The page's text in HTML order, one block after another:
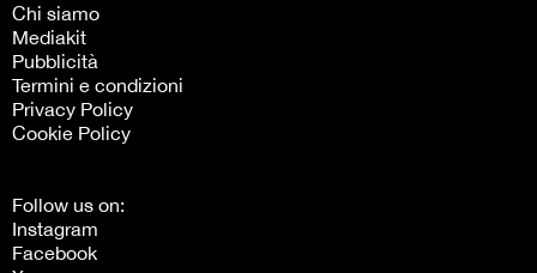
Chi siamo
Mediakit
Pubblicità
Termini e condizioni
Privacy Policy
Cookie Policy
Follow us on:
Instagram
Facebook